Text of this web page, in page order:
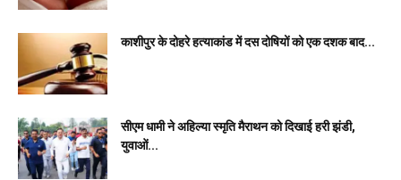
काशीपुर के दोहरे हत्याकांड में दस दोषियों को एक दशक बाद...
सीएम धामी ने अहिल्या स्मृति मैराथन को दिखाई हरी झंडी,
युवाओं...